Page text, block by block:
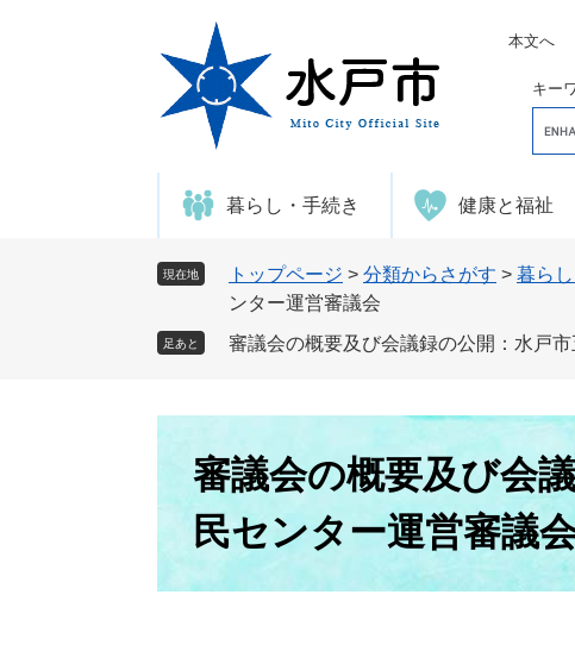
本文へ
キー
o
e
タ
ム
暮らし・手続き 健康と福祉
現在地 トップページ > 分類からさがす > 暮ら
ンター運営審議会
足あと 審議会の概要及び会議録の公開：水戸
審議会の概要及び会
民センター運営審議